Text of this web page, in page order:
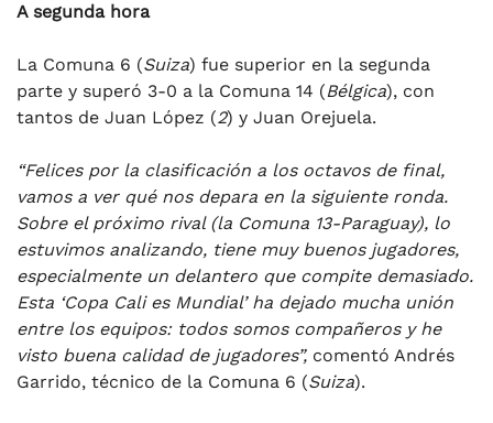
A segunda hora
La Comuna 6 (Suiza) fue superior en la segunda
parte y superó 3-0 a la Comuna 14 (Bélgica), con
tantos de Juan López (2) y Juan Orejuela.
“Felices por la clasificación a los octavos de final,
vamos a ver qué nos depara en la siguiente ronda.
Sobre el próximo rival (la Comuna 13-Paraguay), lo
estuvimos analizando, tiene muy buenos jugadores,
especialmente un delantero que compite demasiado.
Esta ‘Copa Cali es Mundial’ ha dejado mucha unión
entre los equipos: todos somos compañeros y he
visto buena calidad de jugadores”, comentó Andrés
Garrido, técnico de la Comuna 6 (Suiza).